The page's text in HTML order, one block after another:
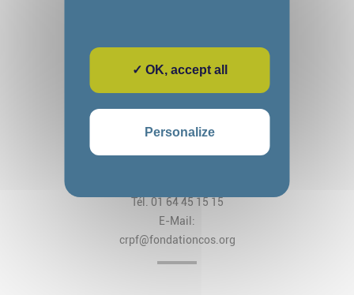
Fondation Alexandre Glasberg
Cos CRPF Nanteau
Tél. 01 64 45 15 15
E-Mail:
crpf@fondationcos.org
✓ OK, accept all
Personalize